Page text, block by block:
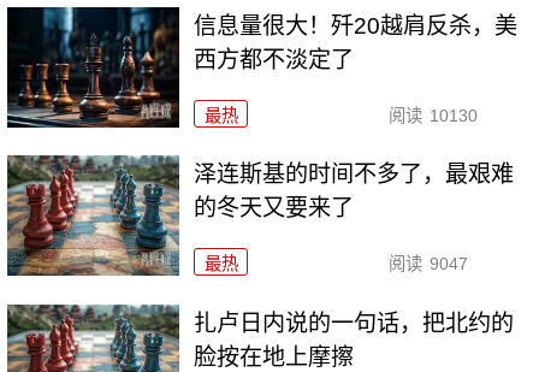
信息量很大！歼20越肩反杀，美
西方都不淡定了
最热 阅读 10130
泽连斯基的时间不多了，最艰难
的冬天又要来了
最热 阅读 9047
扎卢日内说的一句话，把北约的
脸按在地上摩擦